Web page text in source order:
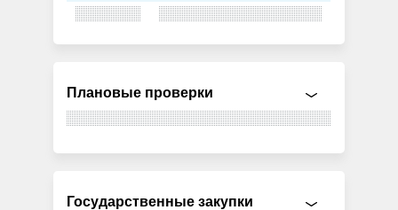
Плановые проверки
Государственные закупки